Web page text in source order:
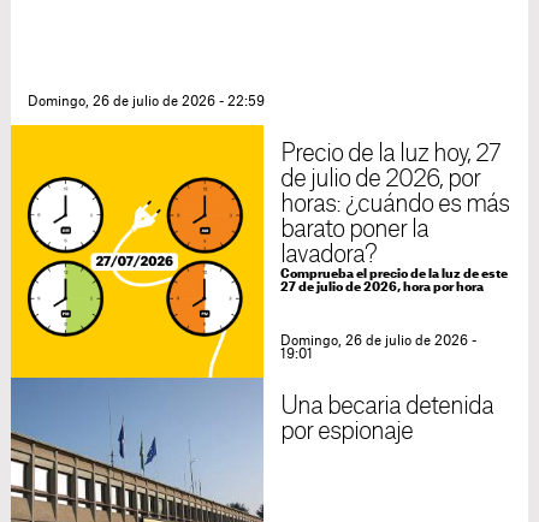
Domingo, 26 de julio de 2026 - 22:59
Precio de la luz hoy, 27
de julio de 2026, por
horas: ¿cuándo es más
barato poner la
lavadora?
Comprueba el precio de la luz de este
27 de julio de 2026, hora por hora
Domingo, 26 de julio de 2026 -
19:01
Una becaria detenida
por espionaje